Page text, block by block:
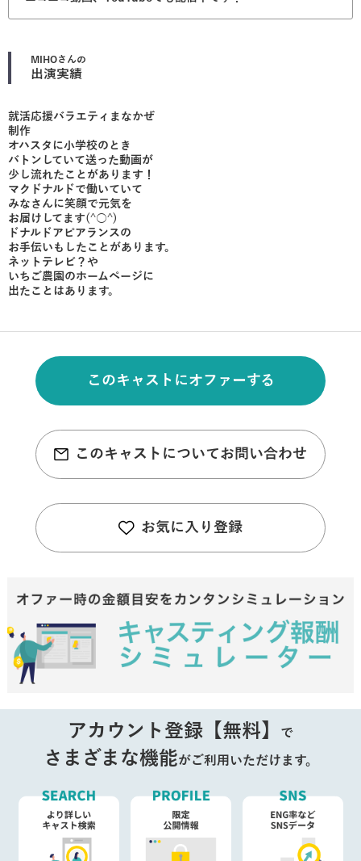
MIHOさんの
出演実績
就活応援バラエティまなかぜ
制作
オハスタに小学校のとき
バトンしていて送った動画が
少し流れたことがあります！
マクドナルドで働いていて
みなさんに笑顔で元気を
お届けしてます(^○^)
ドナルドアピアランスの
お手伝いもしたことがあります。
ネットテレビ？や
いちご農園のホームページに
出たことはあります。
このキャストにオファーする
このキャストについてお問い合わせ
お気に入り登録
アカウント登録【無料】 で
さまざまな機能がご利用いただけます。